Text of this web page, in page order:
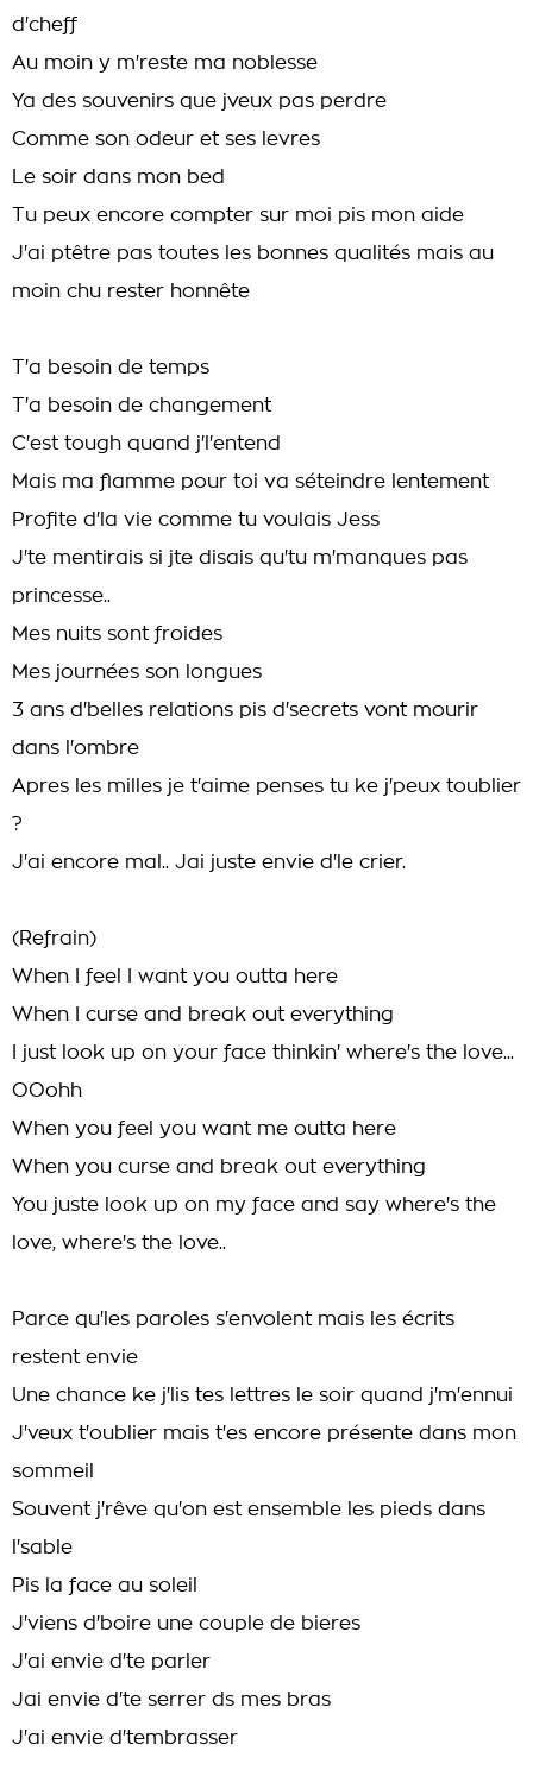
d'cheff
Au moin y m'reste ma noblesse
Ya des souvenirs que jveux pas perdre
Comme son odeur et ses levres
Le soir dans mon bed
Tu peux encore compter sur moi pis mon aide
J'ai ptêtre pas toutes les bonnes qualités mais au
moin chu rester honnête
T'a besoin de temps
T'a besoin de changement
C'est tough quand j'l'entend
Mais ma flamme pour toi va séteindre lentement
Profite d'la vie comme tu voulais Jess
J'te mentirais si jte disais qu'tu m'manques pas
princesse..
Mes nuits sont froides
Mes journées son longues
3 ans d'belles relations pis d'secrets vont mourir
dans l'ombre
Apres les milles je t'aime penses tu ke j'peux toublier
?
J'ai encore mal.. Jai juste envie d'le crier.
(Refrain)
When I feel I want you outta here
When I curse and break out everything
I just look up on your face thinkin' where's the love...
OOohh
When you feel you want me outta here
When you curse and break out everything
You juste look up on my face and say where's the
love, where's the love..
Parce qu'les paroles s'envolent mais les écrits
restent envie
Une chance ke j'lis tes lettres le soir quand j'm'ennui
J'veux t'oublier mais t'es encore présente dans mon
sommeil
Souvent j'rêve qu'on est ensemble les pieds dans
l'sable
Pis la face au soleil
J'viens d'boire une couple de bieres
J'ai envie d'te parler
Jai envie d'te serrer ds mes bras
J'ai envie d'tembrasser